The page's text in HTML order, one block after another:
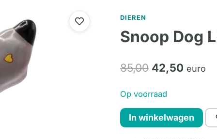
DIEREN
Snoop Dog
85,00
85,00.
42,50Huidige
42,50.
euro
Op voorraad
Snoop
Dog
In winkelwagen